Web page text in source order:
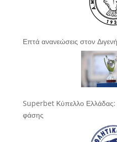
Επτά ανανεώσεις στον
Superbet Κύπελλο
φάσης